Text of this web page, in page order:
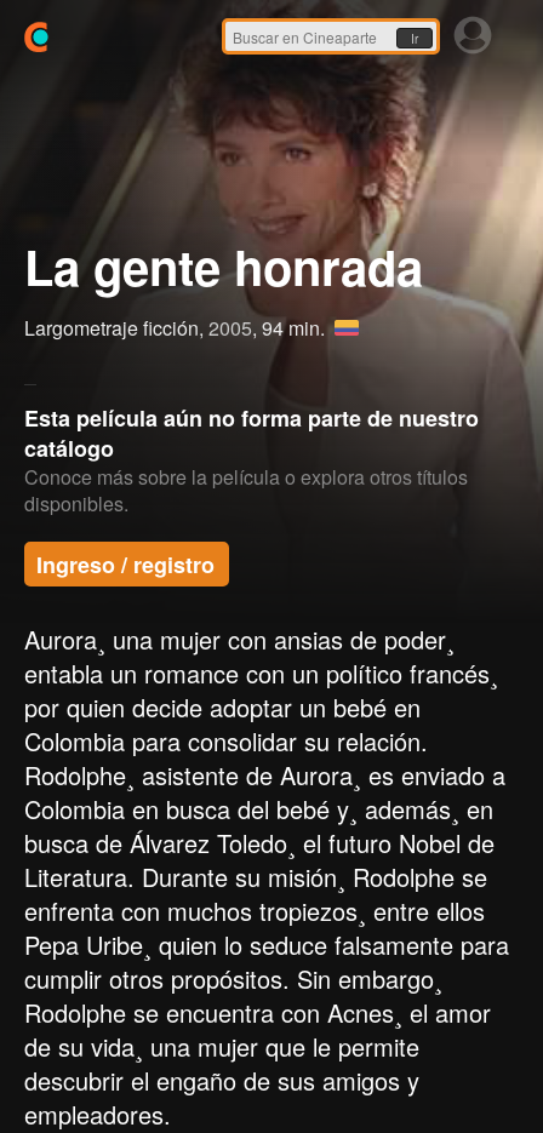
Ir
La gente honrada
Largometraje ficción, 2005, 94 min.
Esta película aún no forma parte de nuestro
catálogo
Conoce más sobre la película o explora otros títulos
disponibles.
Ingreso / registro
Aurora¸ una mujer con ansias de poder¸
entabla un romance con un político francés¸
por quien decide adoptar un bebé en
Colombia para consolidar su relación.
Rodolphe¸ asistente de Aurora¸ es enviado a
Colombia en busca del bebé y¸ además¸ en
busca de Álvarez Toledo¸ el futuro Nobel de
Literatura. Durante su misión¸ Rodolphe se
enfrenta con muchos tropiezos¸ entre ellos
Pepa Uribe¸ quien lo seduce falsamente para
cumplir otros propósitos. Sin embargo¸
Rodolphe se encuentra con Acnes¸ el amor
de su vida¸ una mujer que le permite
descubrir el engaño de sus amigos y
empleadores.